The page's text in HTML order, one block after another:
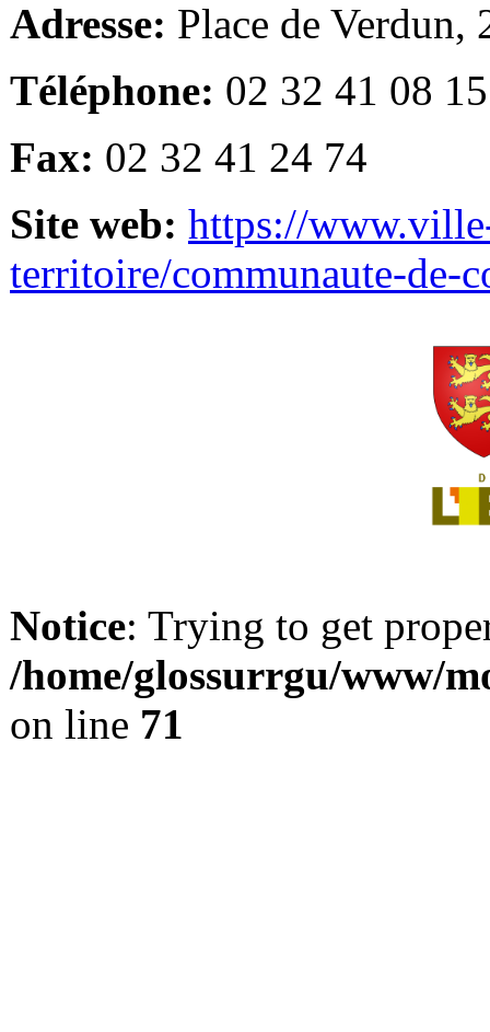
Adresse: Place de Verdun,
Téléphone: 02 32 41 08 15
Fax: 02 32 41 24 74
Site web: https://
territoire/communaute-de-
Notice: Trying to get
/home/glossurrgu/www/
on line 71